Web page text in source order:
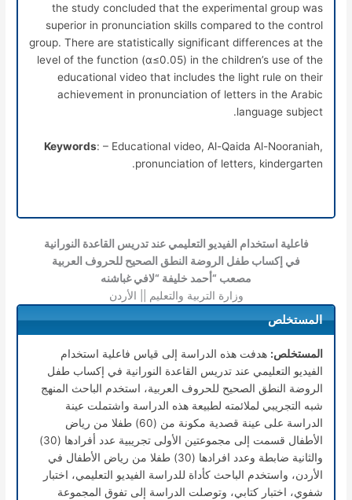
the study concluded that the experimental group was
superior in pronunciation skills compared to the control
group. There are statistically significant differences at the
level of the function (α≤0.05) in the children’s use of the
educational video that includes the light rule on their
achievement in pronunciation of letters in the Arabic
language subject.
Keywords: – Educational video, Al-Qaida Al-Nooraniah,
pronunciation of letters, kindergarten.
فاعلية استخدام الفيديو التعليمي عند تدريس القاعدة النورانية
في إكساب طفل الروضة النطق الصحيح للحروف العربية
مصعب “أحمد خليفة “لافي غباشنه
وزارة التربية والتعليم || الأردن
المستخلص
المستخلص: هدفت هذه الدراسة إلى قياس فاعلية استخدام
الفيديو التعليمي عند تدريس القاعدة النورانية في إكساب طفل
الروضة النطق الصحيح للحروف العربية، استخدم الباحث المنهج
شبه التجريبي لملائمته لطبيعة هذه الدراسة واشتملت عينة
الدراسة على عينة قصدية مكونة من (60) طفلا من رياض
الأطفال قسمت إلى مجموعتين الأولى تجريبية عدد أفرادها (30)
والثانية ضابطة وعدد افرادها (30) طفلا من رياض الأطفال في
الأردن، واستخدم الباحث كأداة للدراسة الفيديو التعليمي، اختبار
شفوي، اختبار كتابي، وتوصلت الدراسة إلى تفوق المجموعة